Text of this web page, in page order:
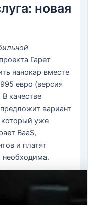
новая
Гарет
нанокар вместе
евро (версия
качестве
вариант
который уже
BaaS,
и платят
необходима.